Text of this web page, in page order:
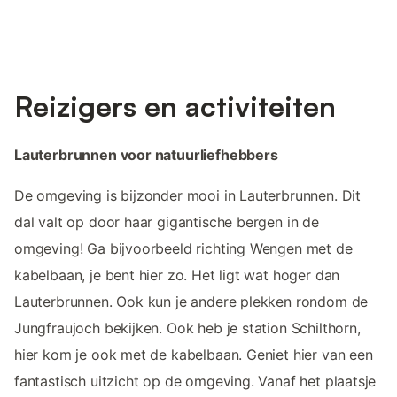
Reizigers en activiteiten
Lauterbrunnen voor natuurliefhebbers
De omgeving is bijzonder mooi in Lauterbrunnen. Dit
dal valt op door haar gigantische bergen in de
omgeving! Ga bijvoorbeeld richting Wengen met de
kabelbaan, je bent hier zo. Het ligt wat hoger dan
Lauterbrunnen. Ook kun je andere plekken rondom de
Jungfraujoch bekijken. Ook heb je station Schilthorn,
hier kom je ook met de kabelbaan. Geniet hier van een
fantastisch uitzicht op de omgeving. Vanaf het plaatsje